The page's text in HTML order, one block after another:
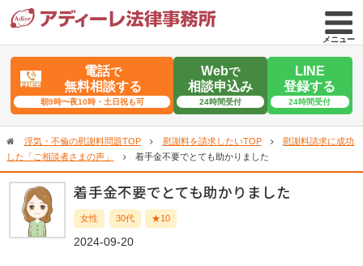
メニュー
電話で
無料相談する
朝9時〜夜10時・土日祝も可
Webで
相談申込み
24時間受付
LINE
登録する
24時間受付
浮気・不倫の慰謝料問題TOP 慰謝料を請求したいTOP
慰謝料請求に成功
した「ご相談者さまの声」
着手金不要でとても助かりました
着手金不要でとても助かりました
女性 30代 ★10
2024-09-20